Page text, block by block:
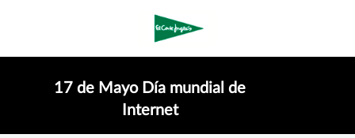
17 de Mayo Día mundial de
Internet